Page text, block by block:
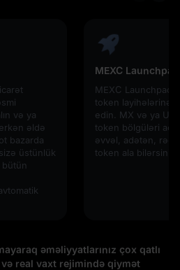
və ya
əldə
bazarda
üstünlük
bütün
MEXC Launchpad
MEXC Launchpad
token layihələrinə
edin. MX və ya
token bölgüləri
əvvəl, adətən,
token ala bilərsiniz!
əməliyyatlarınız çox qatlı
real vaxt rejimində qiymət